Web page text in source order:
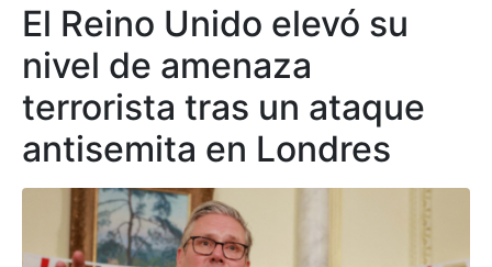
El Reino Unido elevó su
nivel de amenaza
terrorista tras un ataque
antisemita en Londres